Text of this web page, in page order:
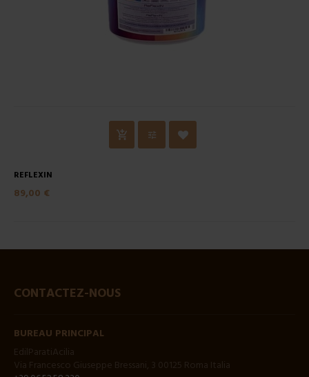
REFLEXIN
89,00 €
CONTACTEZ-NOUS
BUREAU PRINCIPAL